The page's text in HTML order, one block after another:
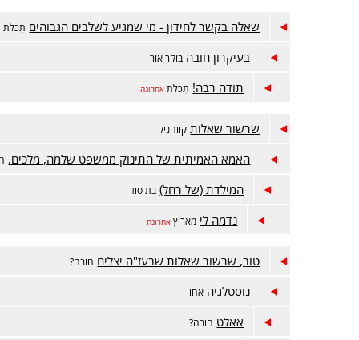
שאלה בקשר לחידון - מי שמגיע לשלבים הגבוהים תְכלת
בעיקרון חובה בוקר אור
תודה רבה! תְכלת אחרונה
שרשור שאלות קווהניק
האמא האמיתית של התינוק ממשפט שלמה, מלכים.
המילדת (של רחל) בת סוד
נדמה לי מאריץ אחרונה
טוב, שרשור שאלות שבעז"ה יצליח חובה?
נוסטלגיה אחו
אאלט חובה?